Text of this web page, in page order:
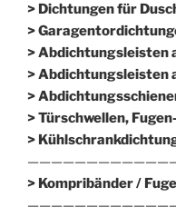
> Dichtungen für
>
> Abdichtungsleisten
> Abdichtungsleisten
>
> Türschwellen,
>
> Kompribänder /